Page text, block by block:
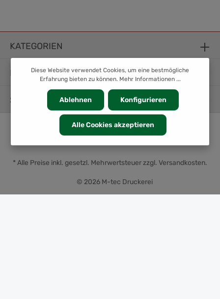
KATEGORIEN
INFORMATION
SERVICE
© 2026 M-tec Druckerei
* Alle Preise inkl. gesetzl. Mehrwertsteuer zzgl. Versandkosten.
Diese Website verwendet Cookies, um eine bestmögliche
Erfahrung bieten zu können. Mehr Informationen ...
Ablehnen Konfigurieren
Alle Cookies akzeptieren